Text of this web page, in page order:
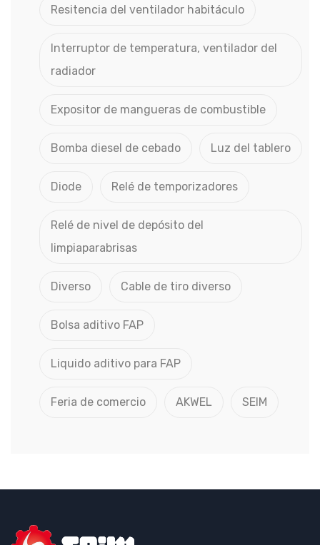
Resitencia del ventilador habitáculo
Interruptor de temperatura, ventilador del
radiador
Expositor de mangueras de combustible
Bomba diesel de cebado Luz del tablero
Diode Relé de temporizadores
Relé de nivel de depósito del
limpiaparabrisas
Diverso Cable de tiro diverso
Bolsa aditivo FAP
Liquido aditivo para FAP
Feria de comercio AKWEL SEIM